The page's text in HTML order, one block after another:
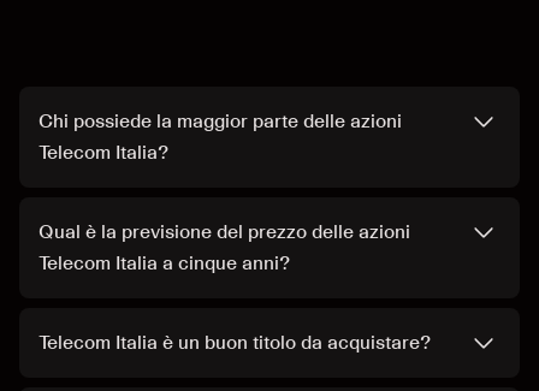
Chi possiede la maggior parte delle azioni
Telecom Italia?
Qual è la previsione del prezzo delle azioni
Telecom Italia a cinque anni?
Telecom Italia è un buon titolo da acquistare?